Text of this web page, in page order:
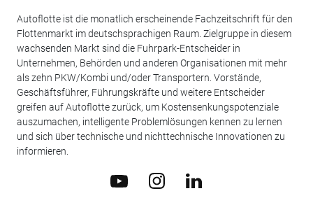
Autoflotte ist die monatlich erscheinende Fachzeitschrift für den
Flottenmarkt im deutschsprachigen Raum. Zielgruppe in diesem
wachsenden Markt sind die Fuhrpark-Entscheider in
Unternehmen, Behörden und anderen Organisationen mit mehr
als zehn PKW/Kombi und/oder Transportern. Vorstände,
Geschäftsführer, Führungskräfte und weitere Entscheider
greifen auf Autoflotte zurück, um Kostensenkungspotenziale
auszumachen, intelligente Problemlösungen kennen zu lernen
und sich über technische und nichttechnische Innovationen zu
informieren.